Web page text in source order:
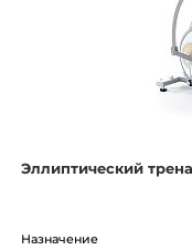
Эллиптический
Назначение